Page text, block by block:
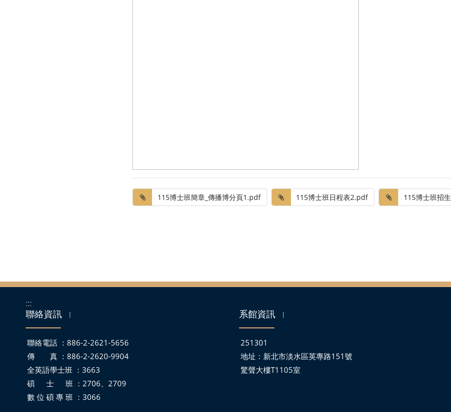
115博士班簡章_傳播博分頁1.pdf 115博士班日程表2.pdf 115博士班招
:::
聯絡資訊 ｜
聯絡電話 ：886-2-2621-5656
傳 真 ：886-2-2620-9904
全英語學士班 ：3663
碩 士 班 ：2706、2709
數 位 碩 專 班 ：3066
系館資訊 ｜
251301
地址： 新北市淡水區英專路151號
驚聲大樓T1105室